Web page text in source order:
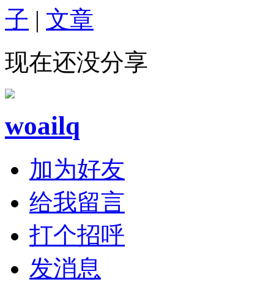
子 | 文章
现在还没分享
woailq
加为好友
给我留言
打个招呼
发消息